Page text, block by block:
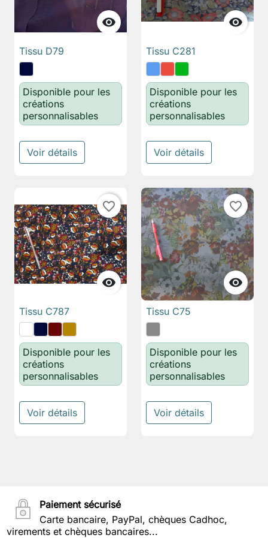

Tissu D79
Disponible pour les
créations
personnalisables
Voir détails

Tissu C281
Disponible pour les
créations
personnalisables
Voir détails

favorite_border
Tissu C787
Disponible pour les
créations
personnalisables
Voir détails

favorite_border
Tissu C75
Disponible pour les
créations
personnalisables
Voir détails
Paiement sécurisé
Carte bancaire, PayPal, chèques Cadhoc,
virements et chèques bancaires...